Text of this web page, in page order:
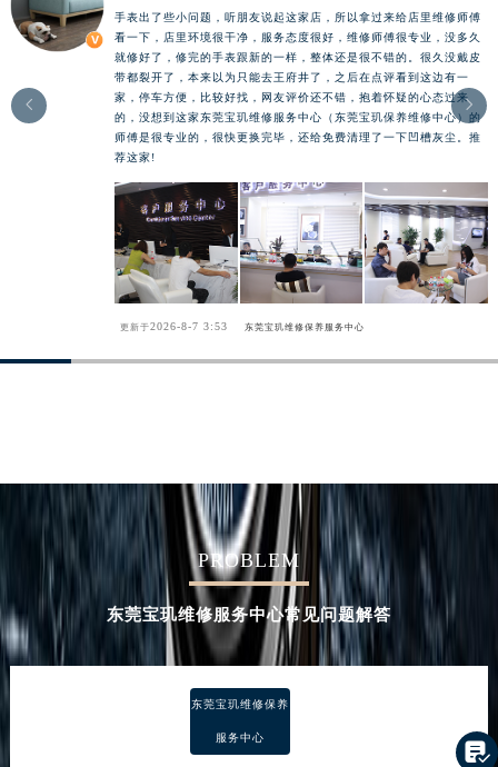
手表出了些小问题，听朋友说起这家店，所以拿过来给店里维修师傅
看一下，店里环境很干净，服务态度很好，维修师傅很专业，没多久
就修好了，修完的手表跟新的一样，整体还是很不错的。很久没戴皮
带都裂开了，本来以为只能去王府井了，之后在点评看到这边有一
家，停车方便，比较好找，网友评价还不错，抱着怀疑的心态过来
的，没想到这家东莞宝玑维修服务中心（东莞宝玑保养维修中心）的
师傅是很专业的，很快更换完毕，还给免费清理了一下凹槽灰尘。推
荐这家!
更新于2026-8-7 3:53 东莞宝玑维修保养服务中心


PROBLEM
东莞宝玑维修服务中心常见问题解答
东莞宝玑维修保养
服务中心
